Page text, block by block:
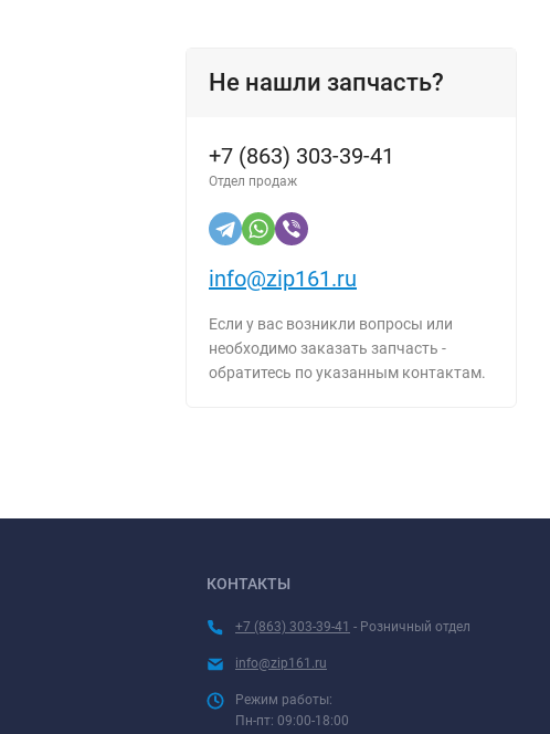
Не нашли запчасть?
+7 (863) 303-39-41
Отдел продаж
info@zip161.ru
Если у вас возникли вопросы или
необходимо заказать запчасть -
обратитесь по указанным контактам.
КОНТАКТЫ
+7 (863) 303-39-41 - Розничный отдел
info@zip161.ru
Режим работы:
Пн-пт: 09:00-18:00